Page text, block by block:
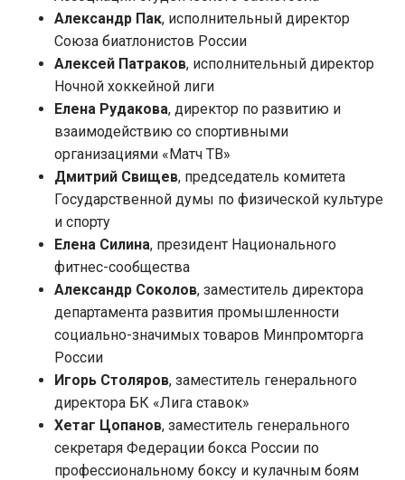
Александр Пак, исполнительный директор
Союза биатлонистов России
Алексей Патраков, исполнительный директор
Ночной хоккейной лиги
Елена Рудакова, директор по развитию и
взаимодействию со спортивными
организациями «Матч ТВ»
Дмитрий Свищев, председатель комитета
Государственной думы по физической культуре
и спорту
Елена Силина, президент Национального
фитнес-сообщества
Александр Соколов, заместитель директора
департамента развития промышленности
социально-значимых товаров Минпромторга
России
Игорь Столяров, заместитель генерального
директора БК «Лига ставок»
Хетаг Цопанов, заместитель генерального
секретаря Федерации бокса России по
профессиональному боксу и кулачным боям